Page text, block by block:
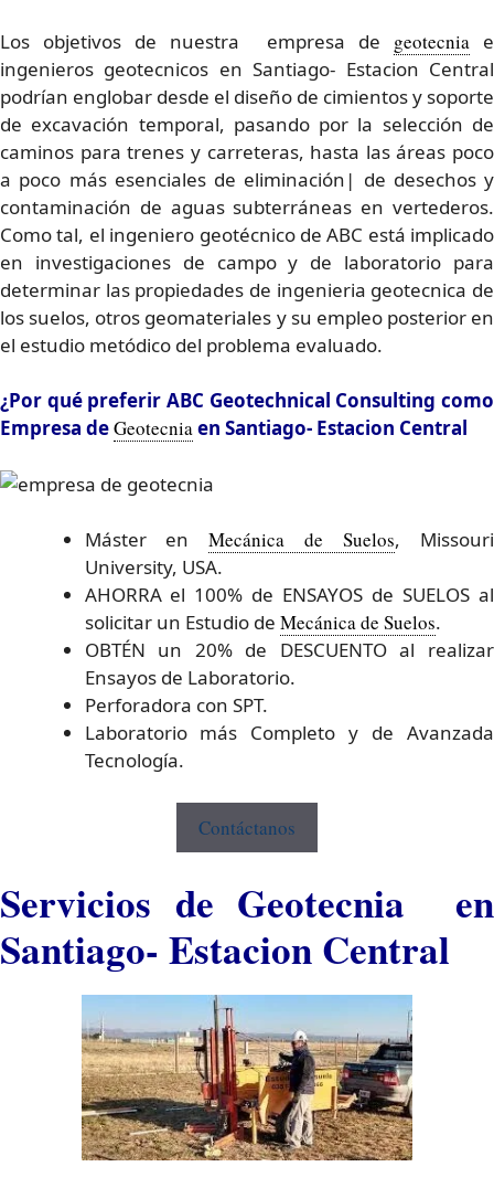
Los objetivos de nuestra empresa de geotecnia e
ingenieros geotecnicos en Santiago- Estacion Central
podrían englobar desde el diseño de cimientos y soporte
de excavación temporal, pasando por la selección de
caminos para trenes y carreteras, hasta las áreas poco
a poco más esenciales de eliminación| de desechos y
contaminación de aguas subterráneas en vertederos.
Como tal, el ingeniero geotécnico de ABC está implicado
en investigaciones de campo y de laboratorio para
determinar las propiedades de ingenieria geotecnica de
los suelos, otros geomateriales y su empleo posterior en
el estudio metódico del problema evaluado.
¿Por qué preferir ABC Geotechnical Consulting como
Empresa deGeotecniaen Santiago- Estacion Central
Máster enMecánica de Suelos, Missouri
University, USA.
AHORRA el 100% de ENSAYOS de SUELOS al
solicitar un Estudio de Mecánica de Suelos.
OBTÉN un 20% de DESCUENTO al realizar
Ensayos de Laboratorio.
Perforadora con SPT.
Laboratorio más Completo y de Avanzada
Tecnología.
Contáctanos
Servicios de Geotecnia en
Santiago- Estacion Central